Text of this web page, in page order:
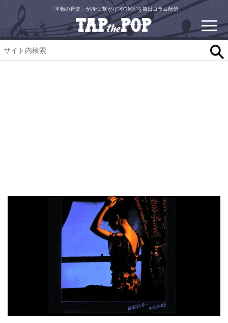
「本物の音楽」が持つ“繋がり”や“物語”を毎日コラム配信